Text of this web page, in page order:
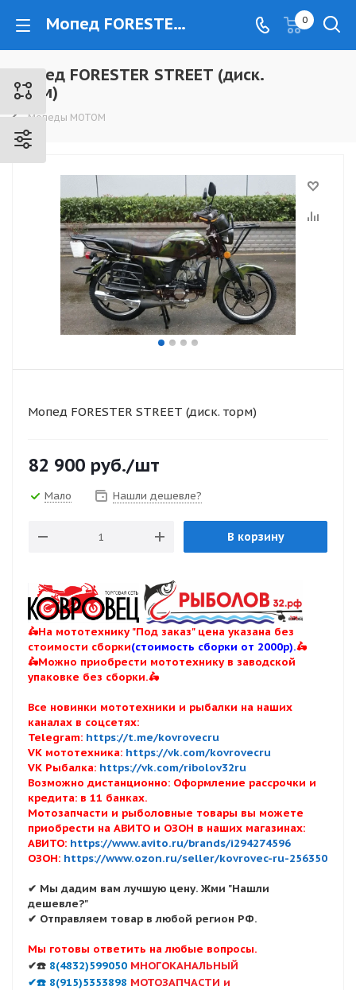
Мопед FORESTER STREET (диск. торм) - www.kovrovec.ru 0
Мопед FORESTER STREET (диск.
торм)
Мопеды МОТОМ
Мопед FORESTER STREET (диск. торм)
82 900 руб./шт
Мало Нашли дешевле?
В корзину
🛵На мототехнику "Под заказ" цена указана без
стоимости сборки(стоимость сборки от 2000р).🛵
🛵Можно приобрести мототехнику в заводской
упаковке без сборки.🛵
Все новинки мототехники и рыбалки на наших
каналах в соцсетях:
Telegram: https://t.me/kovrovecru
VK мототехника: https://vk.com/kovrovecru
VK Рыбалка: https://vk.com/ribolov32ru
Возможно дистанционно: Оформление рассрочки и
кредита: в 11 банках.
Мотозапчасти и рыболовные товары вы можете
приобрести на АВИТО и ОЗОН в наших магазинах:
АВИТО: https://www.avito.ru/brands/i294274596
ОЗОН: https://www.ozon.ru/seller/kovrovec-ru-256350
✔ Мы дадим вам лучшую цену. Жми "Нашли
дешевле?"
✔ Отправляем товар в любой регион РФ.
Мы готовы ответить на любые вопросы.
✔☎️ 8(4832)599050 МНОГОКАНАЛЬНЫЙ
✔☎️ 8(915)5353898 МОТОЗАПЧАСТИ и